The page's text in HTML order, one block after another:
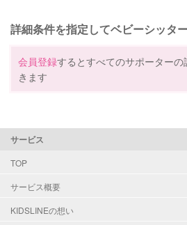
詳細条件を指定してベビーシッタ
会員登録するとすべてのサポーター
きます
サービス
TOP
サービス概要
KIDSLINEの想い